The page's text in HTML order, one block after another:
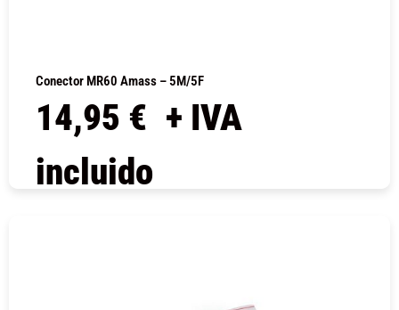
Conector MR60 Amass – 5M/5F
14,95 € + IVA
incluido